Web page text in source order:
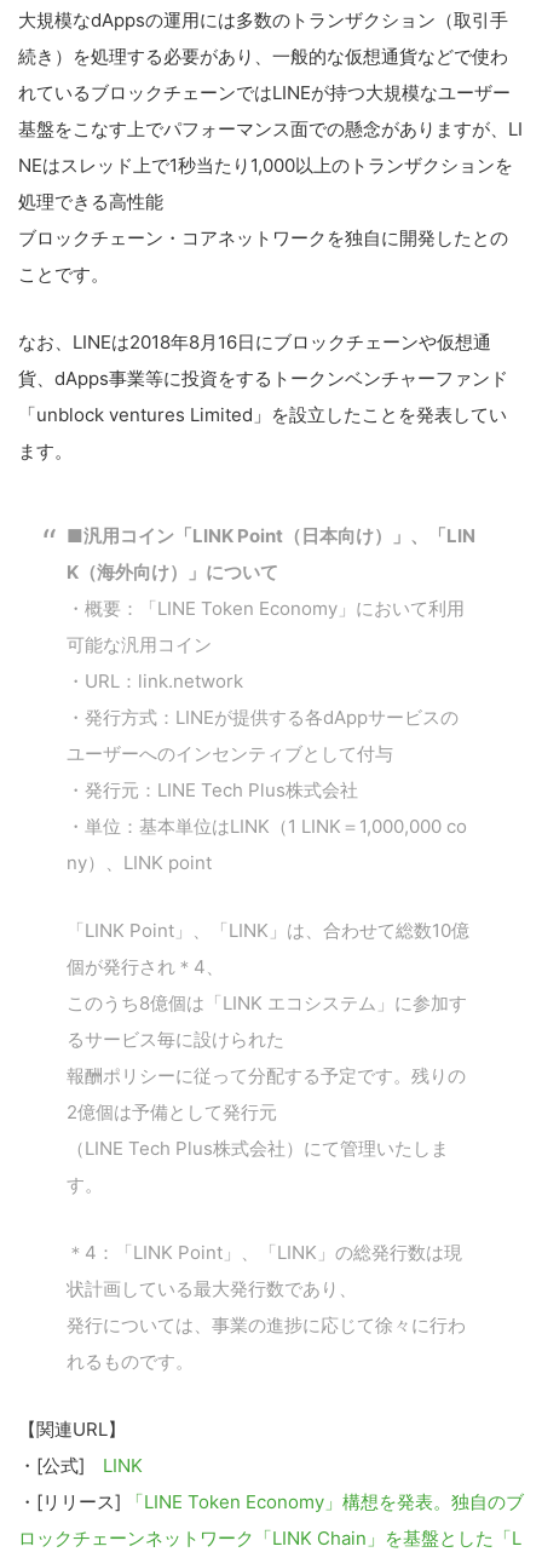
大規模なdAppsの運用には多数のトランザクション（取引手
続き）を処理する必要があり、一般的な仮想通貨などで使わ
れているブロックチェーンではLINEが持つ大規模なユーザー
基盤をこなす上でパフォーマンス面での懸念がありますが、LI
NEはスレッド上で1秒当たり1,000以上のトランザクションを
処理できる高性能
ブロックチェーン・コアネットワークを独自に開発したとの
ことです。
なお、LINEは2018年8月16日にブロックチェーンや仮想通
貨、dApps事業等に投資をするトークンベンチャーファンド
「unblock ventures Limited」を設立したことを発表してい
ます。
■汎用コイン「LINK Point（日本向け）」、「LIN
K（海外向け）」について
・概要：「LINE Token Economy」において利用
可能な汎用コイン
・URL：link.network
・発行方式：LINEが提供する各dAppサービスの
ユーザーへのインセンティブとして付与
・発行元：LINE Tech Plus株式会社
・単位：基本単位はLINK（1 LINK＝1,000,000 co
ny）、LINK point
「LINK Point」、「LINK」は、合わせて総数10億
個が発行され＊4、
このうち8億個は「LINK エコシステム」に参加す
るサービス毎に設けられた
報酬ポリシーに従って分配する予定です。残りの
2億個は予備として発行元
（LINE Tech Plus株式会社）にて管理いたしま
す。
＊4：「LINK Point」、「LINK」の総発行数は現
状計画している最大発行数であり、
発行については、事業の進捗に応じて徐々に行わ
れるものです。
【関連URL】
・[公式] LINK
・[リリース]
「LINE Token Economy」構想を発表。独自のブ
ロックチェーンネットワーク「LINK Chain」を基盤とした「L